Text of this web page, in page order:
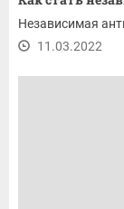
Независимая
11.03.2022